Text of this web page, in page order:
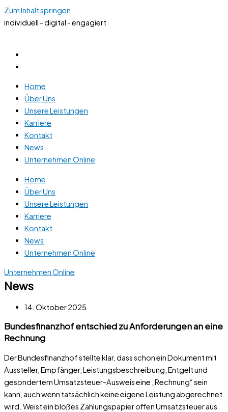
Zum Inhalt springen
individuell - digital - engagiert
Home
Über Uns
Unsere Leistungen
Karriere
Kontakt
News
Unternehmen Online
Home
Über Uns
Unsere Leistungen
Karriere
Kontakt
News
Unternehmen Online
Unternehmen Online
News
14. Oktober 2025
Bundesfinanzhof entschied zu Anforderungen an eine
Rechnung
Der Bundesfinanzhof stellte klar, dass schon ein Dokument mit
Aussteller, Empfänger, Leistungsbeschreibung, Entgelt und
gesondertem Umsatzsteuer-Ausweis eine „Rechnung“ sein
kann, auch wenn tatsächlich keine eigene Leistung abgerechnet
wird. Weist ein bloßes Zahlungspapier offen Umsatzsteuer aus